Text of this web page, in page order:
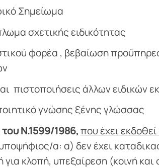
Σημείωμα
σχετικής ειδικότητας
φορέα , βεβαίωση
πιστοποιήσεις άλλων ειδικών
γνώσης ξένης γλώσσας
Ν.1599/1986,που έχει
α: α) δεν έχει
για κλοπή, υπεξαίρεση (κοινή